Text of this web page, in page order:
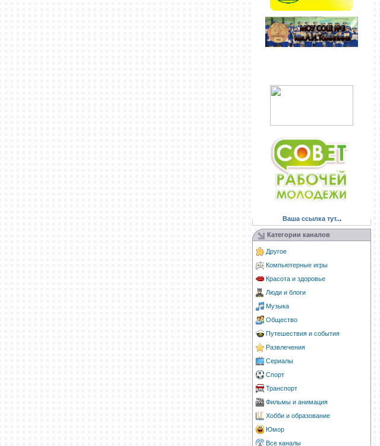
Ваша ссылка тут...
Категории каналов
Другое
Компьютерные игры
Красота и здоровье
Люди и блоги
Музыка
Общество
Путешествия и события
Развлечения
Сериалы
Спорт
Транспорт
Фильмы и анимация
Хобби и образование
Юмор
Все каналы